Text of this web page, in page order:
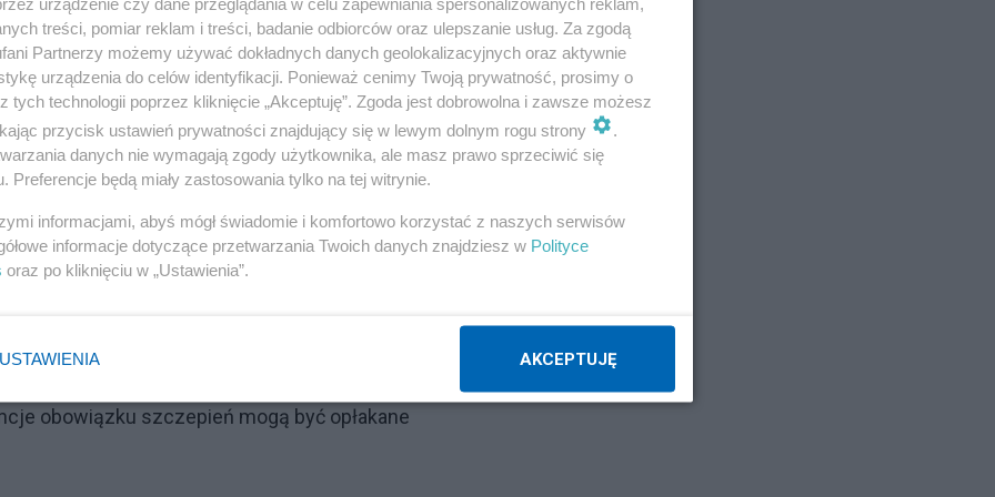
kwota pomnożona przez 12 mies. oznacza np.
zmian odczujemy za chwilę i moim zdaniem wszystko
Mariusz Andrzejewski, ekonomista z Uniwersytetu
się z testów na COVID-19
A potem wyraził opinię o Polskim Ładzie
o tym nie mówił
Wymowny komentarz córki
obowiązku szczepień mogą być opłakane
treści, pomiar reklam i treści, badanie odbiorców oraz ulepszanie usług. Za zgodą
Partnerzy możemy używać dokładnych danych geolokalizacyjnych oraz aktywnie
urządzenia do celów identyfikacji. Ponieważ cenimy Twoją prywatność, prosimy o
tych technologii poprzez kliknięcie „Akceptuję”. Zgoda jest dobrowolna i zawsze możesz
przycisk ustawień prywatności znajdujący się w lewym dolnym rogu strony
.
danych nie wymagają zgody użytkownika, ale masz prawo sprzeciwić się
Preferencje będą miały zastosowania tylko na tej witrynie.
informacjami, abyś mógł świadomie i komfortowo korzystać z naszych serwisów
informacje dotyczące przetwarzania Twoich danych znajdziesz w Polityce
oraz po kliknięciu w „Ustawienia”.
USTAWIENIA AKCEPTUJĘ